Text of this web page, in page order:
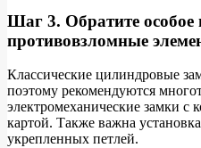
Шаг 3. Обратите
противовзломные
Классические цилиндровые
поэтому рекомендуются
электромеханические замки
картой. Также важна
укрепленных петлей.